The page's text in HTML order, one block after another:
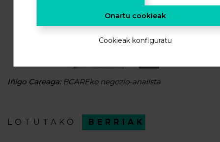
Iñigo Careaga:BCAREko negozio-analista
LOTUTAKO BERRIAK
Onartu cookieak
Cookieak konfiguratu